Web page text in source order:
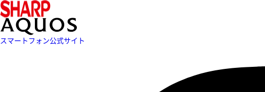
スマートフォン公式サイト